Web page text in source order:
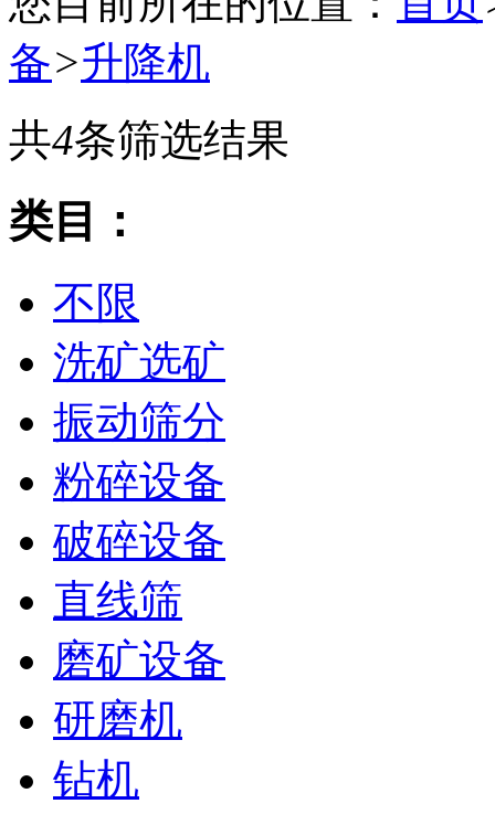
备>升降机
共4条筛选结果
类目：
不限
洗矿选矿
振动筛分
粉碎设备
破碎设备
直线筛
磨矿设备
研磨机
钻机